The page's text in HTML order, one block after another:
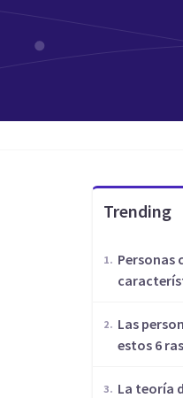
Trending
Personas
Las
estos 6
​La teoría